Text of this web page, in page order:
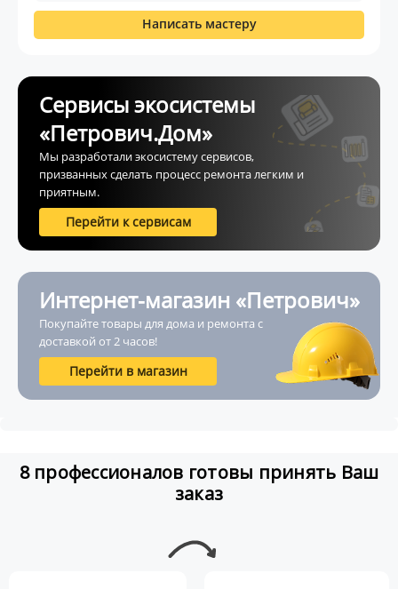
Написать мастеру
Сервисы экосистемы
«Петрович.Дом»
Мы разработали экосистему сервисов,
призванных сделать процесс ремонта легким и
приятным.
Перейти к сервисам
Интернет-магазин «Петрович»
Покупайте товары для дома и ремонта с
доставкой от 2 часов!
Перейти в магазин
8 профессионалов готовы принять Ваш
заказ